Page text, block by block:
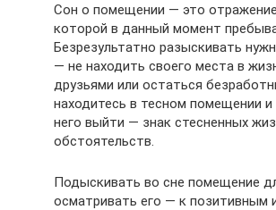
Сон о помещении — это
которой в данный момент
Безрезультатно разыскивать
— не находить своего места в
друзьями или остаться
находитесь в тесном помещении
него выйти — знак стесненных
обстоятельств.
Подыскивать во сне помещение
осматривать его — к позитивным